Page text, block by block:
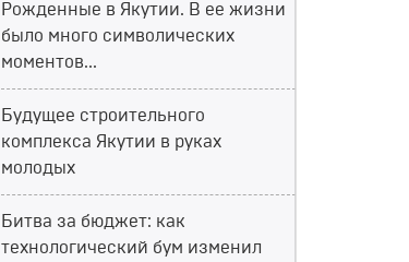
Рожденные в Якутии. В ее жизни
было много символических
моментов...
Будущее строительного
комплекса Якутии в руках
молодых
Битва за бюджет: как
технологический бум изменил